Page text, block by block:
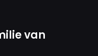
van